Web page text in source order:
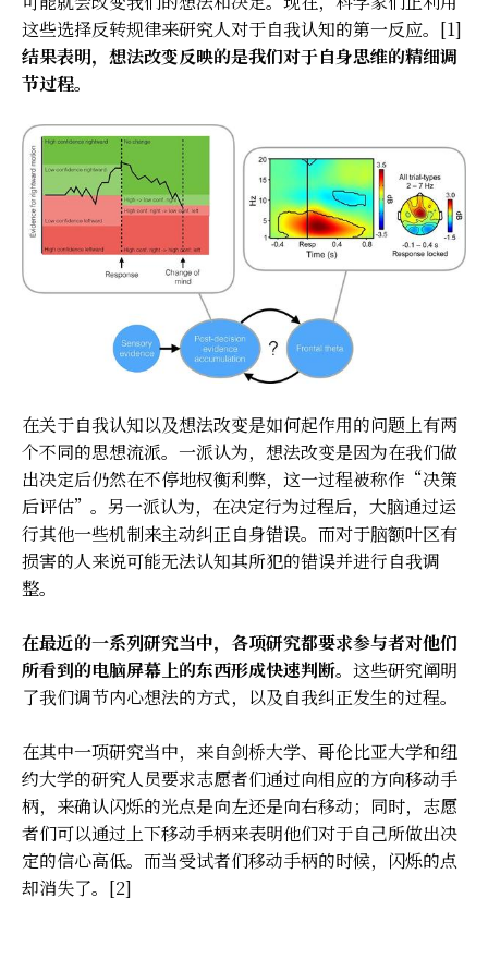
这些选择反转规律来研究人对于自我认知的第一反应。[1]
结果表明，想法改变反映的是我们对于自身思维的精细调
节过程。
在关于自我认知以及想法改变是如何起作用的问题上有两
个不同的思想流派。一派认为，想法改变是因为在我们做
出决定后仍然在不停地权衡利弊，这一过程被称作“决策
后评估”。另一派认为，在决定行为过程后，大脑通过运
行其他一些机制来主动纠正自身错误。而对于脑额叶区有
损害的人来说可能无法认知其所犯的错误并进行自我调
整。
在最近的一系列研究当中，各项研究都要求参与者对他们
所看到的电脑屏幕上的东西形成快速判断。 这些研究阐明
了我们调节内心想法的方式，以及自我纠正发生的过程。
在其中一项研究当中，来自剑桥大学、哥伦比亚大学和纽
约大学的研究人员要求志愿者们通过向相应的方向移动手
柄，来确认闪烁的光点是向左还是向右移动；同时，志愿
者们可以通过上下移动手柄来表明他们对于自己所做出决
定的信心高低。而当受试者们移动手柄的时候，闪烁的点
却消失了。[2]